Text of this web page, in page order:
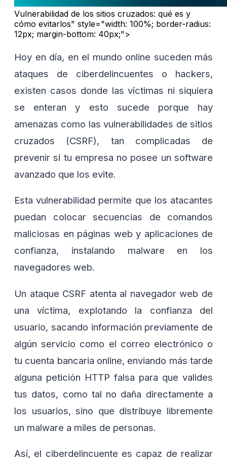
Vulnerabilidad de los sitios cruzados: qué es y
cómo evitarlos" style="width: 100%; border-radius:
12px; margin-bottom: 40px;">
Hoy en día, en el mundo online suceden más
ataques de ciberdelincuentes o hackers,
existen casos donde las víctimas ni siquiera
se enteran y esto sucede porque hay
amenazas como las vulnerabilidades de sitios
cruzados (CSRF), tan complicadas de
prevenir si tu empresa no posee un software
avanzado que los evite.
Esta vulnerabilidad permite que los atacantes
puedan colocar secuencias de comandos
maliciosas en páginas web y aplicaciones de
confianza, instalando malware en los
navegadores web.
Un ataque CSRF atenta al navegador web de
una víctima, explotando la confianza del
usuario, sacando información previamente de
algún servicio como el correo electrónico o
tu cuenta bancaria online, enviando más tarde
alguna petición HTTP falsa para que valides
tus datos, como tal no daña directamente a
los usuarios, sino que distribuye libremente
un malware a miles de personas.
Así, el ciberdelincuente es capaz de realizar